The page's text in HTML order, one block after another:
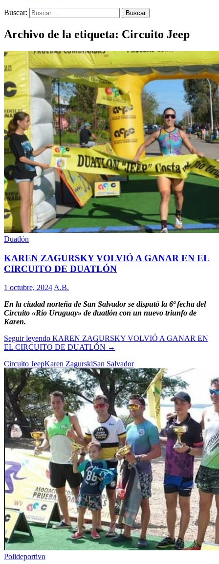
Buscar:
Archivo de la etiqueta: Circuito Jeep
Duatlón
KAREN ZAGURSKY VOLVIÓ A GANAR EN EL
CIRCUITO DE DUATLÓN
1 octubre, 2024 A.B.
En la ciudad norteña de San Salvador se disputó la 6ª fecha del
Circuito «Río Uruguay» de duatlón con un nuevo triunfo de
Karen.
Seguir leyendo KAREN ZAGURSKY VOLVIÓ A GANAR EN
EL CIRCUITO DE DUATLÓN →
Circuito JeepKaren ZagurskiSan Salvador
Polideportivo